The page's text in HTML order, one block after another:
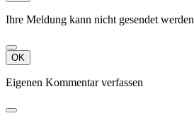
Ihre Meldung kann nicht gesendet werden
OK
Eigenen Kommentar verfassen